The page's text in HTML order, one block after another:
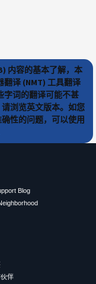
内容的基本了解，本
译 (NMT) 工具翻译
字词的翻译可能不甚
浏览英文版本。如您
性的问题，可以使用
Blog
伴